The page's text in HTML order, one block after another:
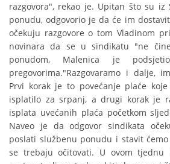
razgovora", rekao je. Upitan što su iz
ponudu, odgovorio je da će im
očekuju razgovore o tom Vladinom
novinara da se u sindikatu "ne
ponudom, Malenica je
pregovorima."Razgovaramo i dalje,
Prvi korak je to povećanje plaće
isplatilo za srpanj, a drugi korak je
isplata uvećanih plaća početkom
Naveo je da odgovor sindikata
poslati službenu ponudu i stavit
se trebaju očitovati. U ovom tjednu